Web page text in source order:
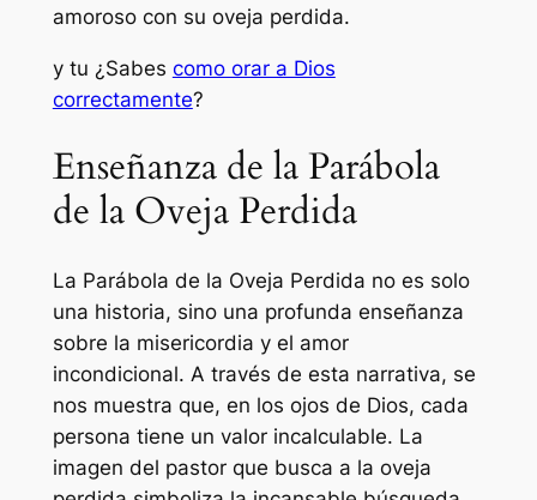
amoroso con su oveja perdida.
y tu ¿Sabes como orar a Dios
correctamente?
Enseñanza de la Parábola
de la Oveja Perdida
La Parábola de la Oveja Perdida no es solo
una historia, sino una profunda enseñanza
sobre la misericordia y el amor
incondicional. A través de esta narrativa, se
nos muestra que, en los ojos de Dios, cada
persona tiene un valor incalculable. La
imagen del pastor que busca a la oveja